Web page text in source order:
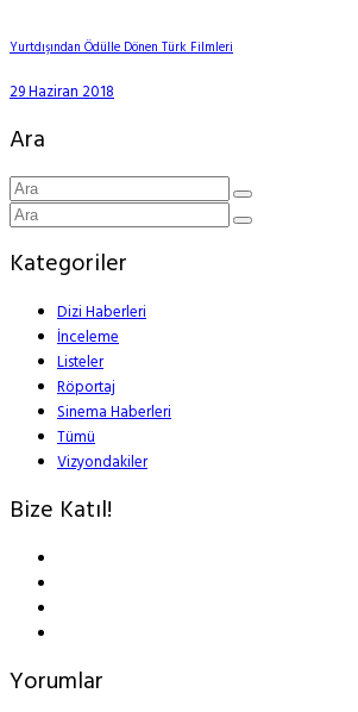
Yurtdışından Ödülle Dönen Türk Filmleri
29 Haziran 2018
Ara
Kategoriler
Dizi Haberleri
İnceleme
Listeler
Röportaj
Sinema Haberleri
Tümü
Vizyondakiler
Bize Katıl!
Yorumlar